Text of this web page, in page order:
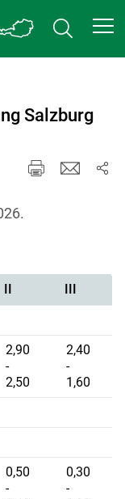
Salzburg
II
III
2,90
-
2,50
2,40
-
1,60
0,50
-
0,30
-